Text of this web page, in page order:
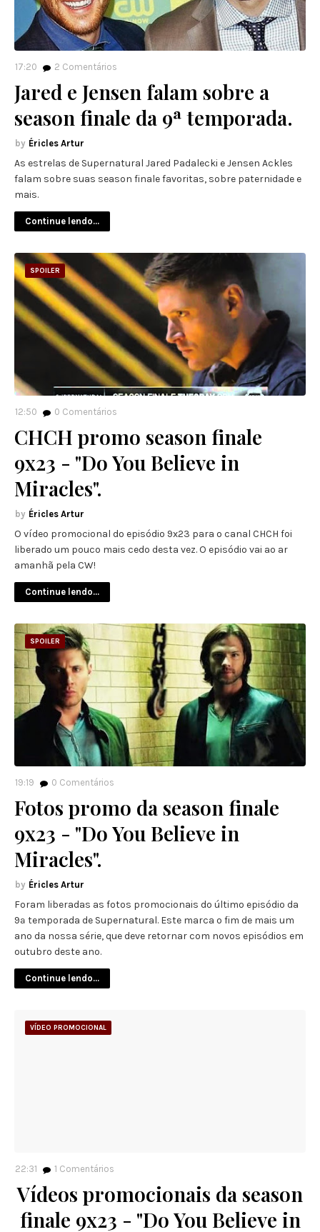
17:20 2 Comentários
Jared e Jensen falam sobre a
season finale da 9ª temporada.
Éricles Artur
As estrelas de Supernatural Jared Padalecki e Jensen Ackles
falam sobre suas season finale favoritas, sobre paternidade e
mais.
Continue lendo...
SPOILER
12:50 0 Comentários
CHCH promo season finale
9x23 - "Do You Believe in
Miracles".
Éricles Artur
O vídeo promocional do episódio 9x23 para o canal CHCH foi
liberado um pouco mais cedo desta vez. O episódio vai ao ar
amanhã pela CW!
Continue lendo...
SPOILER
19:19 0 Comentários
Fotos promo da season finale
9x23 - "Do You Believe in
Miracles".
Éricles Artur
Foram liberadas as fotos promocionais do último episódio da
9ª temporada de Supernatural. Este marca o fim de mais um
ano da nossa série, que deve retornar com novos episódios em
outubro deste ano.
Continue lendo...
VÍDEO PROMOCIONAL
22:31 1 Comentários
Vídeos promocionais da season
finale 9x23 - "Do You Believe in